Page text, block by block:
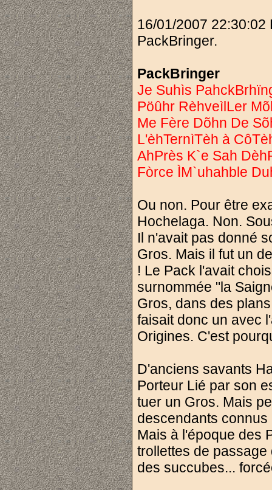
16/01/2007
PackBringer.
PackBringer
Je Suhìs
Pöûhr RèhveìlLer
Me Fère Dõhn De
L'èhTernìTèh à
AhPrès K`e Sah
Fòrce ÌM`uhahble
Ou non. Pour être
Hochelaga. Non.
Il n'avait pas donné
Gros. Mais il fut un
! Le Pack l'avait
surnommée "la
Gros, dans des
faisait donc un avec
Origines. C'est
D'anciens savants
Porteur Lié par son
tuer un Gros. Mais
descendants
Mais à l'époque des
trollettes de
des succubes...